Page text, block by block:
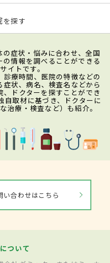
を探す
の症状・悩みに合わせ、全国
情報を調べることができる
イトです。
療時間、医院の特徴などの
状、病名、検査名などから
ドクターを探すことができ
自取材に基づき、ドクターに
治療・検査など）も紹介。
い合わせはこちら
ついて